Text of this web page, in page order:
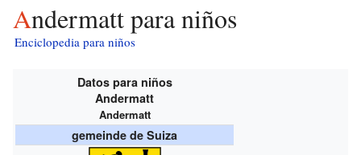
Andermatt para niños
Enciclopedia para niños
Datos para niños
Andermatt
Andermatt
gemeinde de Suiza